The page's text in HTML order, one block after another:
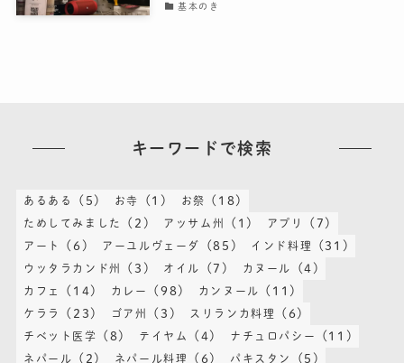
基本のき
キーワードで検索
あるある (5) お寺 (1) お祭 (18)
ためしてみました (2) アッサム州 (1) アプリ (7)
アート (6) アーユルヴェーダ (85) インド料理 (31)
ウッタラカンド州 (3) オイル (7) カヌール (4)
カフェ (14) カレー (98) カンヌール (11)
ケララ (23) ゴア州 (3) スリランカ料理 (6)
チベット医学 (8) テイヤム (4) ナチュロパシー (11)
ネパール (2) ネパール料理 (6) パキスタン (5)